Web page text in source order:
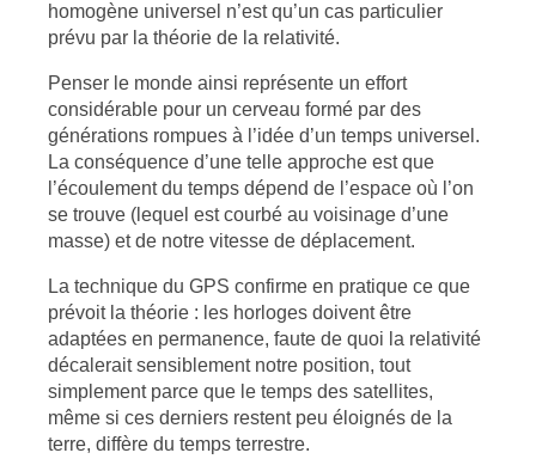
homogène universel n’est qu’un cas particulier
prévu par la théorie de la relativité.
Penser le monde ainsi représente un effort
considérable pour un cerveau formé par des
générations rompues à l’idée d’un temps universel.
La conséquence d’une telle approche est que
l’écoulement du temps dépend de l’espace où l’on
se trouve (lequel est courbé au voisinage d’une
masse) et de notre vitesse de déplacement.
La technique du GPS confirme en pratique ce que
prévoit la théorie : les horloges doivent être
adaptées en permanence, faute de quoi la relativité
décalerait sensiblement notre position, tout
simplement parce que le temps des satellites,
même si ces derniers restent peu éloignés de la
terre, diffère du temps terrestre.